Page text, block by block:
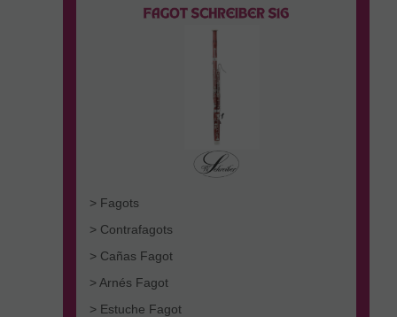
> Fagots
> Contrafagots
> Cañas Fagot
> Arnés Fagot
> Estuche Fagot